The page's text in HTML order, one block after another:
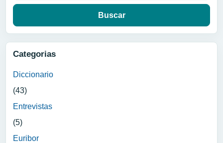
Categorias
Diccionario
(43)
Entrevistas
(5)
Euribor